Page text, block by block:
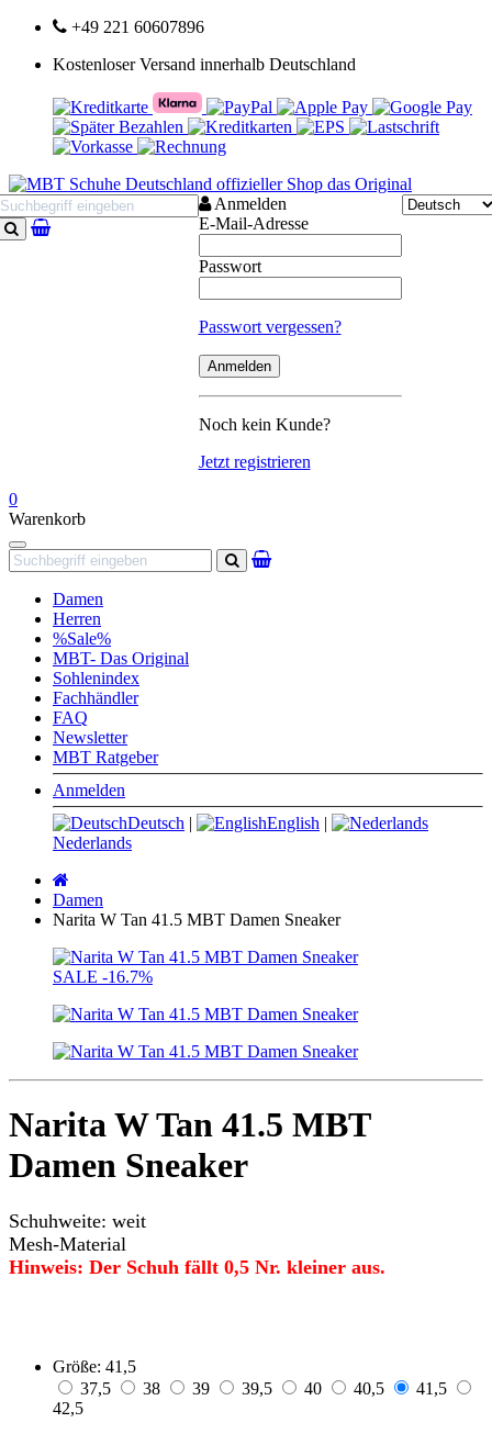
+49 221 60607896
Kostenloser Versand innerhalb Deutschland
Suchen
Anmelden
E-Mail-Adresse
Passwort
Passwort vergessen?
Noch kein Kunde?
Jetzt registrieren
0
Warenkorb
Navigation
Suchen
Damen
Herren
%Sale%
MBT- Das Original
Sohlenindex
Fachhändler
FAQ
Newsletter
MBT Ratgeber
Anmelden
Deutsch | English |
Nederlands
Damen
Narita W Tan 41.5 MBT Damen Sneaker
SALE -16.7%
Narita W Tan 41.5 MBT
Damen Sneaker
Schuhweite: weit
Mesh-Material
Hinweis: Der Schuh fällt 0,5 Nr. kleiner aus.
Größe: 41,5
37,5
38 39 39,5 40 40,5
41,5
42,5